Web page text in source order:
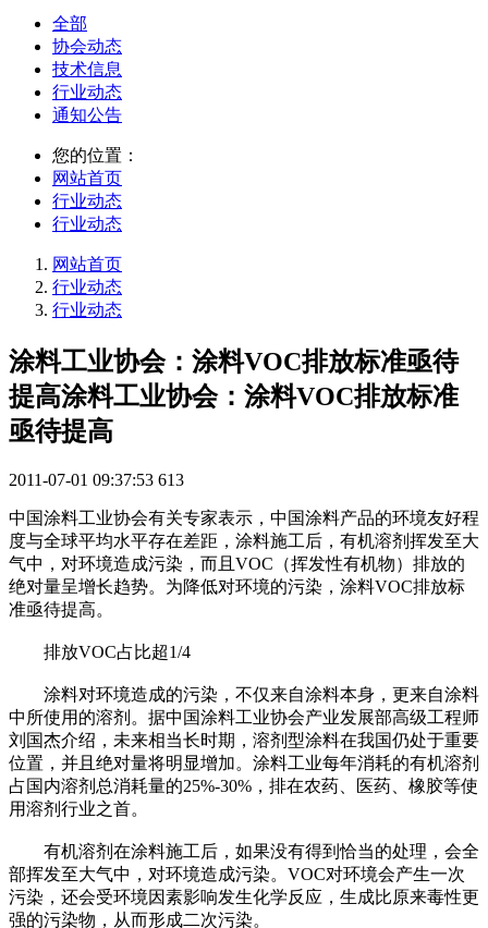
全部
协会动态
技术信息
行业动态
通知公告
您的位置：
网站首页
行业动态
行业动态
网站首页
行业动态
行业动态
涂料工业协会：涂料VOC排放标准亟待
提高涂料工业协会：涂料VOC排放标准
亟待提高
2011-07-01 09:37:53 613
中国涂料工业协会有关专家表示，中国涂料产品的环境友好程
度与全球平均水平存在差距，涂料施工后，有机溶剂挥发至大
气中，对环境造成污染，而且VOC（挥发性有机物）排放的
绝对量呈增长趋势。为降低对环境的污染，涂料VOC排放标
准亟待提高。
排放VOC占比超1/4
涂料对环境造成的污染，不仅来自涂料本身，更来自涂料
中所使用的溶剂。据中国涂料工业协会产业发展部高级工程师
刘国杰介绍，未来相当长时期，溶剂型涂料在我国仍处于重要
位置，并且绝对量将明显增加。涂料工业每年消耗的有机溶剂
占国内溶剂总消耗量的25%-30%，排在农药、医药、橡胶等使
用溶剂行业之首。
有机溶剂在涂料施工后，如果没有得到恰当的处理，会全
部挥发至大气中，对环境造成污染。VOC对环境会产生一次
污染，还会受环境因素影响发生化学反应，生成比原来毒性更
强的污染物，从而形成二次污染。